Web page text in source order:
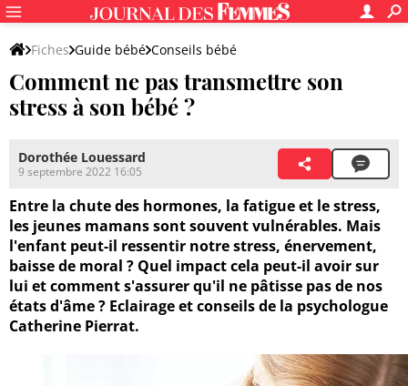
Fiches Guide bébé Conseils bébé
Comment ne pas transmettre son
stress à son bébé ?
Dorothée Louessard
9 septembre 2022 16:05
Entre la chute des hormones, la fatigue et le stress,
les jeunes mamans sont souvent vulnérables. Mais
l'enfant peut-il ressentir notre stress, énervement,
baisse de moral ? Quel impact cela peut-il avoir sur
lui et comment s'assurer qu'il ne pâtisse pas de nos
états d'âme ? Eclairage et conseils de la psychologue
Catherine Pierrat.